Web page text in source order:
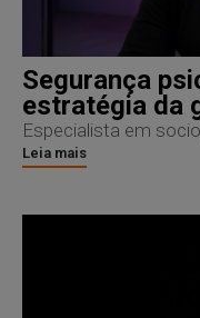
Segurança
estratégia da
Especialista em
Leia mais